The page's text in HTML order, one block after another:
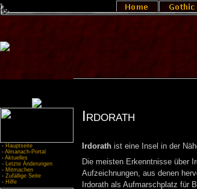
- Hauptseite
- Almanach-Portal
- Aktuelles
- Letzte Änderungen
- Mitmachen
- Zufällige Seite
- Hilfe
Irdorath
Irdorathist eine Insel in der
Die meisten Erkenntnisse über
Aufzeichnungen, aus denen
Irdorath als Aufmarschplatz für